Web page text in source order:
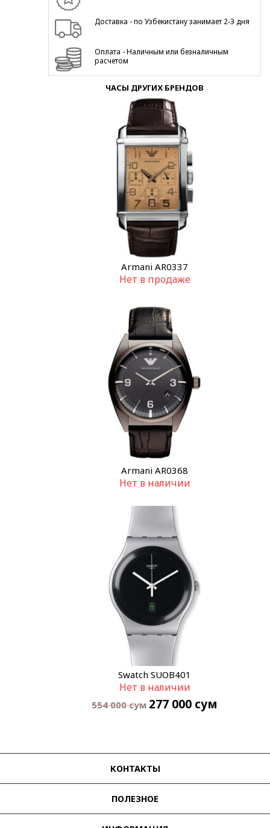
Доставка - по Узбекистану занимает 2-3 дня
Оплата - Наличным или безналичным
расчетом
ЧАСЫ ДРУГИХ БРЕНДОВ
Armani AR0337
Нет в продаже
Armani AR0368
Нет в наличии
Swatch SUOB401
Нет в наличии
554 000сум 277 000 сум
КОНТАКТЫ
ПОЛЕЗНОЕ